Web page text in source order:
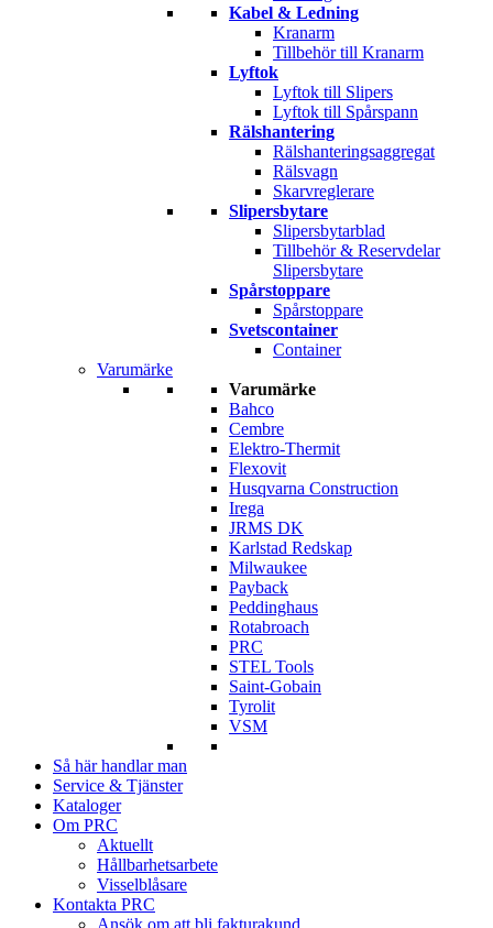
Kabel & Ledning
Kranarm
Tillbehör till Kranarm
Lyftok
Lyftok till Slipers
Lyftok till Spårspann
Rälshantering
Rälshanteringsaggregat
Rälsvagn
Skarvreglerare
Slipersbytare
Slipersbytarblad
Tillbehör & Reservdelar
Slipersbytare
Spårstoppare
Spårstoppare
Svetscontainer
Container
Varumärke
Varumärke
Bahco
Cembre
Elektro-Thermit
Flexovit
Husqvarna Construction
Irega
JRMS DK
Karlstad Redskap
Milwaukee
Payback
Peddinghaus
Rotabroach
PRC
STEL Tools
Saint-Gobain
Tyrolit
VSM
Så här handlar man
Service & Tjänster
Kataloger
Om PRC
Aktuellt
Hållbarhetsarbete
Visselblåsare
Kontakta PRC
Ansök om att bli fakturakund